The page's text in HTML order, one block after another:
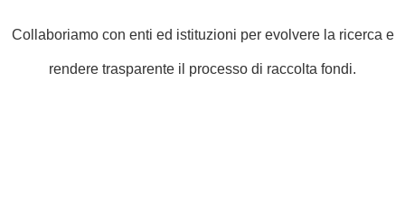
Collaboriamo con enti ed istituzioni per evolvere la ricerca e
rendere trasparente il processo di raccolta fondi.